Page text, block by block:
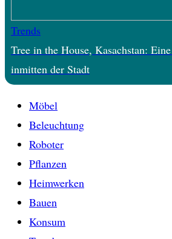
Trends
Tree in the House, Kasachstan:
inmitten der Stadt
Möbel
Beleuchtung
Roboter
Pflanzen
Heimwerken
Bauen
Konsum